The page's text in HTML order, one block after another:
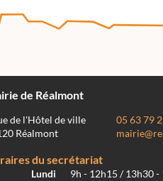
de Réalmont
de l'Hôtel de ville
Réalmont
05 63 79
du secrétariat
Lundi
9h - 12h15 / 13h30 -